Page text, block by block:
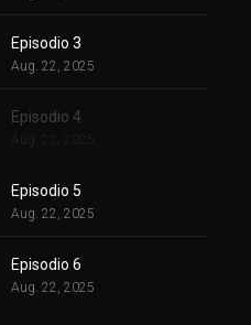
Episodio 3
Aug. 22, 2025
Episodio 4
Aug. 22, 2025
Episodio 5
Aug. 22, 2025
Episodio 6
Aug. 22, 2025